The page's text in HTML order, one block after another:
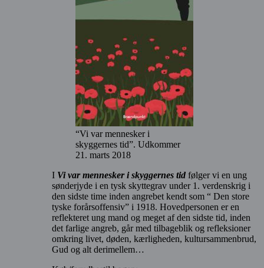
“Vi var mennesker i
skyggernes tid”. Udkommer
21. marts 2018
I Vi var mennesker i skyggernes tid følger vi en ung
sønderjyde i en tysk skyttegrav under 1. verdenskrig i
den sidste time inden angrebet kendt som “ Den store
tyske forårsoffensiv” i 1918. Hovedpersonen er en
reflekteret ung mand og meget af den sidste tid, inden
det farlige angreb, går med tilbageblik og refleksioner
omkring livet, døden, kærligheden, kultursammenbrud,
Gud og alt derimellem…